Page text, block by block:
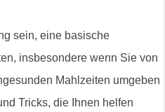
sein, eine basische
insbesondere wenn Sie von
Mahlzeiten umgeben
Tricks, die Ihnen helfen